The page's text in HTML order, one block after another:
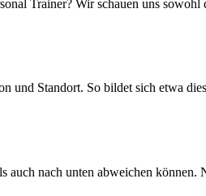
Trainer? Wir schauen uns
Standort. So bildet sich etwa
nach unten abweichen